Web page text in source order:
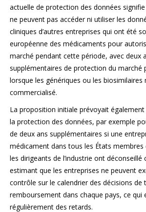
actuelle de protection des données
ne peuvent pas accéder ni utiliser les
cliniques d’autres entreprises qui ont été
européenne des médicaments pour
marché pendant cette période, avec deux
supplémentaires de protection du marché
lorsque les génériques ou les biosimilaires
commercialisé.
La proposition initiale prévoyait
la protection des données, par exemple
de deux ans supplémentaires si une
médicament dans tous les États membres
les dirigeants de l’industrie ont déconseillé
estimant que les entreprises ne peuvent
contrôle sur le calendrier des décisions de
remboursement dans chaque pays, ce qui
régulièrement des retards.